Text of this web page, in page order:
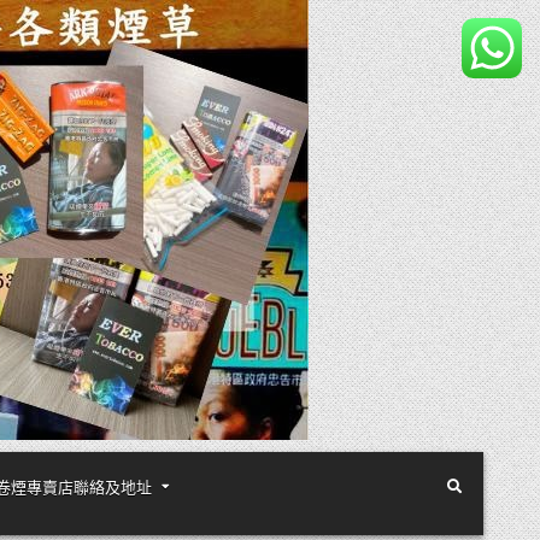
卷煙專賣店聯絡及地址